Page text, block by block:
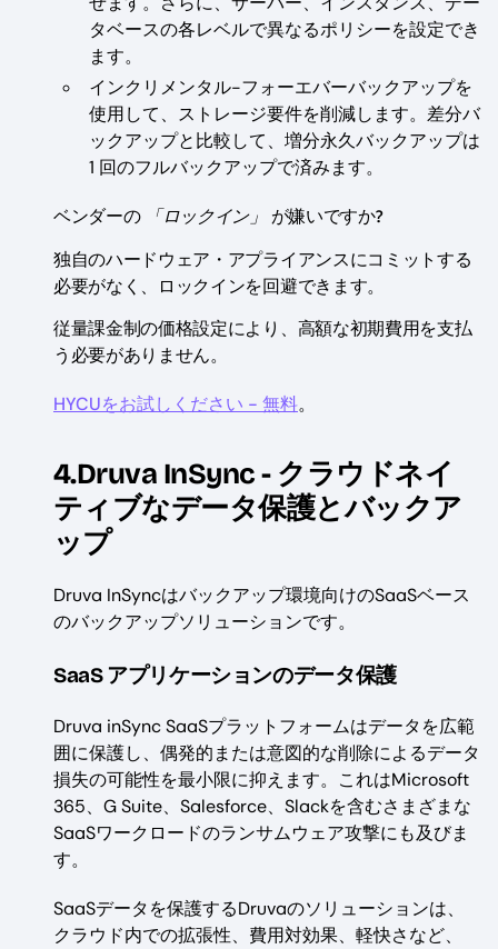
タベースの各レベルで異なるポリシーを設定でき
ます。
インクリメンタル-フォーエバーバックアップを
使用して、ストレージ要件を削減します。差分バ
ックアップと比較して、増分永久バックアップは
1 回のフルバックアップで済みます。
ベンダーの 「ロックイン」 が嫌いですか?
独自のハードウェア・アプライアンスにコミットする
必要がなく、ロックインを回避できます。
従量課金制の価格設定により、高額な初期費用を支払
う必要がありません。
HYCUをお試しください - 無料。
4.Druva InSync - クラウドネイ
ティブなデータ保護とバックア
ップ
Druva InSyncはバックアップ環境向けのSaaSベース
のバックアップソリューションです。
SaaS アプリケーションのデータ保護
Druva inSync SaaSプラットフォームはデータを広範
囲に保護し、偶発的または意図的な削除によるデータ
損失の可能性を最小限に抑えます。これはMicrosoft
365、G Suite、Salesforce、Slackを含むさまざまな
SaaSワークロードのランサムウェア攻撃にも及びま
す。
SaaSデータを保護するDruvaのソリューションは、
クラウド内での拡張性、費用対効果、軽快さなど、